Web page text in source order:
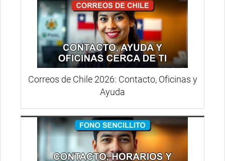
Correos de Chile 2026: Contacto, Oficinas y
Ayuda